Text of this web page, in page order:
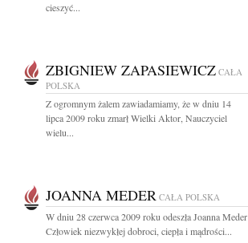
cieszyć...
ZBIGNIEW ZAPASIEWICZ CAŁA
POLSKA
Z ogromnym żalem zawiadamiamy, że w dniu 14
lipca 2009 roku zmarł Wielki Aktor, Nauczyciel
wielu...
JOANNA MEDER CAŁA POLSKA
W dniu 28 czerwca 2009 roku odeszła Joanna Meder
Człowiek niezwykłej dobroci, ciepła i mądrości...